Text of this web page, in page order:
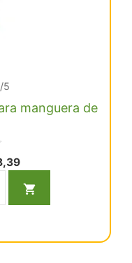
5
manguera de
El
actual
Adaptador